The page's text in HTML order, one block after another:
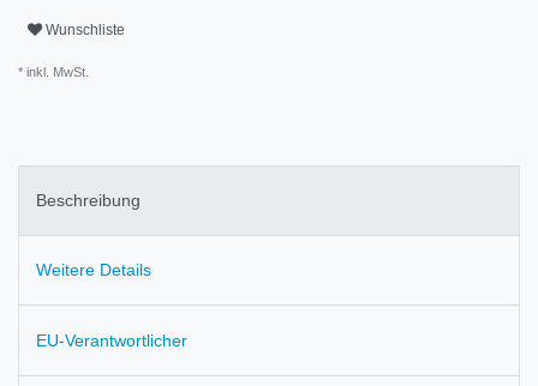
Wunschliste
* inkl. MwSt.
Beschreibung
Weitere Details
EU-Verantwortlicher